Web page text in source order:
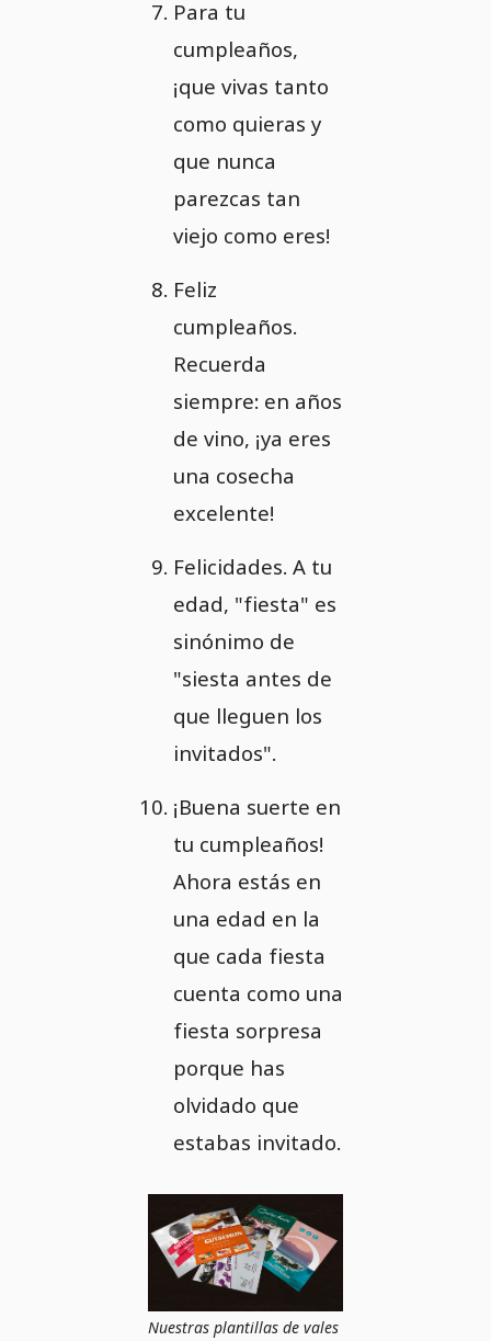
Para tu
cumpleaños,
¡que vivas tanto
como quieras y
que nunca
parezcas tan
viejo como eres!
Feliz
cumpleaños.
Recuerda
siempre: en años
de vino, ¡ya eres
una cosecha
excelente!
Felicidades. A tu
edad, "fiesta" es
sinónimo de
"siesta antes de
que lleguen los
invitados".
¡Buena suerte en
tu cumpleaños!
Ahora estás en
una edad en la
que cada fiesta
cuenta como una
fiesta sorpresa
porque has
olvidado que
estabas invitado.
Nuestras plantillas de vales